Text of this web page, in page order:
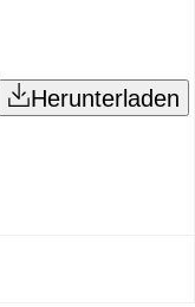
Herunterladen